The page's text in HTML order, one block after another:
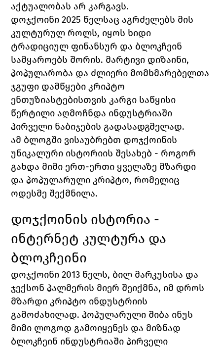
აქტუალობას არ კარგავს.
დოჯქოინი 2025 წელსაც აგრძელებს მის
კულტურულ როლს, იყოს ხიდი
ტრადიციულ ფინანსურ და ბლოკჩეინ
სამყაროებს შორის. მარტივი დიზაინი,
პოპულარობა და ძლიერი მომხმარებელთა
ჯგუფი დამწყები კრიპტო
ენთუზიასტებისთვის კარგი საწყისი
წერტილი აღმოჩნდა ინდუსტრიაში
პირველი ნაბიჯების გადასადგმელად.
ამ ბლოგში ვისაუბრებთ დოჯქოინის
გახდა მიმი ერთ-ერთი ყველაზე მზარდი
და პოპულარული კრიპტო, რომელიც
ოდესმე შექმნილა.
დოჯქოინის ისტორია -
ინტერნეტ კულტურა და
ბლოკჩეინი
დოჯქოინი 2013 წელს, ბილ მარკუსისა და
ჯექსონ პალმერის მიერ შეიქმნა, იმ დროს
მზარდი კრიპტო ინდუსტრიის
გამოძახილად. პოპულარული შიბა ინუს
მიმი ლოგოდ გამოიყენეს და მიზნად
ბლოკჩეინ ინდუსტრიაში პირველი